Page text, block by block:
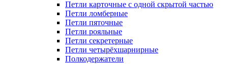
Петли карточные с одной скрытой частью
Петли ломберные
Петли пяточные
Петли рояльные
Петли секретерные
Петли четырёхшарнирные
Полкодержатели